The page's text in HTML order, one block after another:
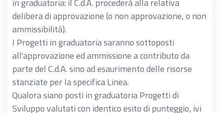
in graduatoria: il C.d.A. procederà alla relativa
delibera di approvazione (o non approvazione, o non
ammissibilità).
I Progetti in graduatoria saranno sottoposti
all'approvazione ed ammissione a contributo da
parte del C.d.A. sino ad esaurimento delle risorse
stanziate per la specifica Linea.
Qualora siano posti in graduatoria Progetti di
Sviluppo valutati con identico esito di punteggio, ivi